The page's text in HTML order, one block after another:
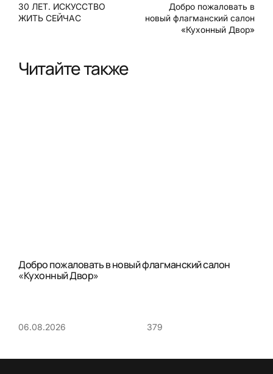
30 ЛЕТ. ИСКУССТВО
ЖИТЬ СЕЙЧАС
Добро пожаловать в
новый флагманский салон
«Кухонный Двор»
Читайте также
Добро пожаловать в новый флагманский салон
«Кухонный Двор»
06.08.2026 379